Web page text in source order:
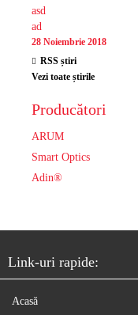
asd
ad
28 Noiembrie 2018
RSS știri
Vezi toate știrile
Producători
ARUM
Smart Optics
Adin®
Link-uri rapide:
Acasă